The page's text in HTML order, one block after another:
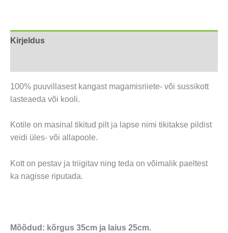
Kirjeldus
100% puuvillasest kangast magamisriiete- või sussikott
lasteaeda või kooli.
Kotile on masinal tikitud pilt ja lapse nimi tikitakse pildist
veidi üles- või allapoole.
Kott on pestav ja triigitav ning teda on võimalik paeltest
ka nagisse riputada.
Mõõdud: kõrgus 35cm ja laius 25cm.